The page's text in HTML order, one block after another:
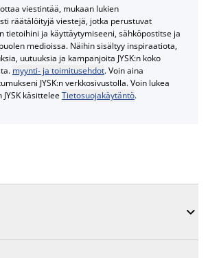
viestintää, mukaan lukien
räätälöityjä viestejä, jotka perustuvat
tietoihini ja käyttäytymiseeni, sähköpostitse ja
medioissa. Näihin sisältyy inspiraatiota,
uutuuksia ja kampanjoita JYSK:n koko
myynti- ja toimitusehdot. Voin aina
JYSK:n verkkosivustolla. Voin lukea
käsitteleeTietosuojakäytäntö.
